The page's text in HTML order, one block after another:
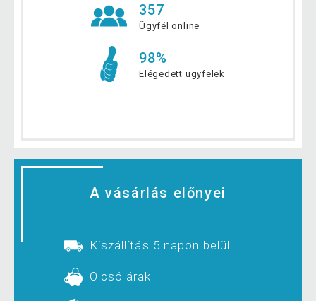
357
Ügyfél online
98%
Elégedett ügyfelek
A vásárlás előnyei
Kiszállítás 5 napon belül
Olcsó árak